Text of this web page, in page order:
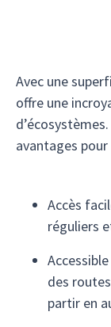
Avec une
offre une
avantages
Accès
réguliers
des
partir en